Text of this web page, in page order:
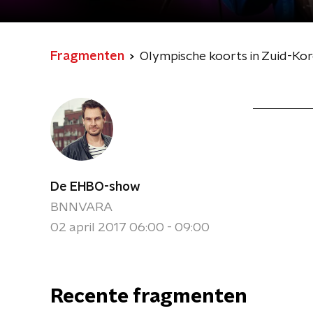
Fragmenten Olympische koorts in Zuid-
De EHBO-show
BNNVARA
02 april 2017 06:00 - 09:00
Recente fragmenten